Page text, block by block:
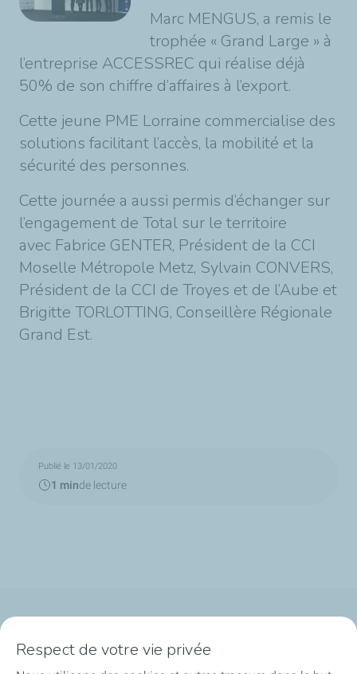
Marc MENGUS, a remis le
trophée « Grand Large » à
l’entreprise ACCESSREC qui réalise déjà
50% de son chiffre d’affaires à l’export.
Cette jeune PME Lorraine commercialise des
solutions facilitant l’accès, la mobilité et la
sécurité des personnes.
Cette journée a aussi permis d’échanger sur
l’engagement de Total sur le territoire
avec Fabrice GENTER, Président de la CCI
Moselle Métropole Metz, Sylvain CONVERS,
Président de la CCI de Troyes et de l’Aube et
Brigitte TORLOTTING, Conseillère Régionale
Grand Est.
Publié le 13/01/2020
1 minde lecture
Notre ancrage territorial
Respect de votre vie privée